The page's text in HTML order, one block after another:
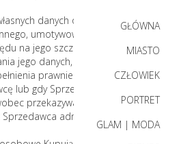
GŁÓWNA
MIASTO
CZŁOWIEK
PORTRET
GLAM | MODA
danych osobowych,
umotywowanego
na jego szczególną
jego danych, gdy
prawnie
lub gdy Sprzedawca
przekazywania przez
administratorowi